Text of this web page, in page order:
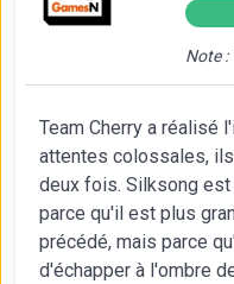
Note :
Team Cherry a réalisé
attentes colossales,
deux fois. Silksong
parce qu'il est plus
précédé, mais parce
d'échapper à l'ombre